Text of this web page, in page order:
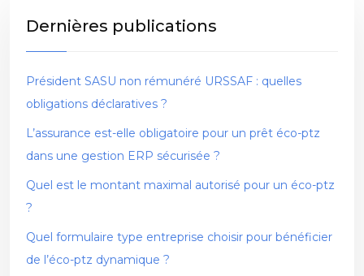
Dernières publications
Président SASU non rémunéré URSSAF : quelles
obligations déclaratives ?
L’assurance est-elle obligatoire pour un prêt éco-ptz
dans une gestion ERP sécurisée ?
Quel est le montant maximal autorisé pour un éco-ptz
?
Quel formulaire type entreprise choisir pour bénéficier
de l’éco-ptz dynamique ?